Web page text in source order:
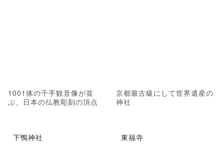
1001体の千手観音像が並
ぶ、日本の仏教彫刻の頂点
京都最古級にして世界遺産の
神社
下鴨神社 東福寺